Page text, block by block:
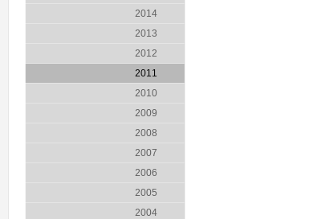
2014
2013
2012
2011
2010
2009
2008
2007
2006
2005
2004